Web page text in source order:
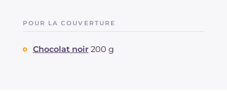
POUR LA COUVERTURE
Chocolat noir 200 g